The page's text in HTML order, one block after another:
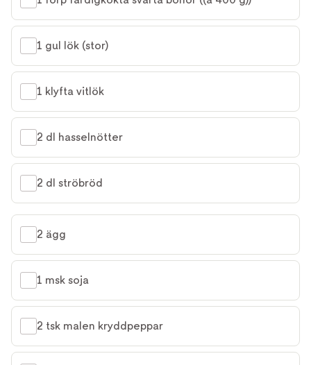
1 gul lök (stor)
1 klyfta vitlök
2 dl hasselnötter
2 dl ströbröd
2 ägg
1 msk soja
2 tsk malen kryddpeppar